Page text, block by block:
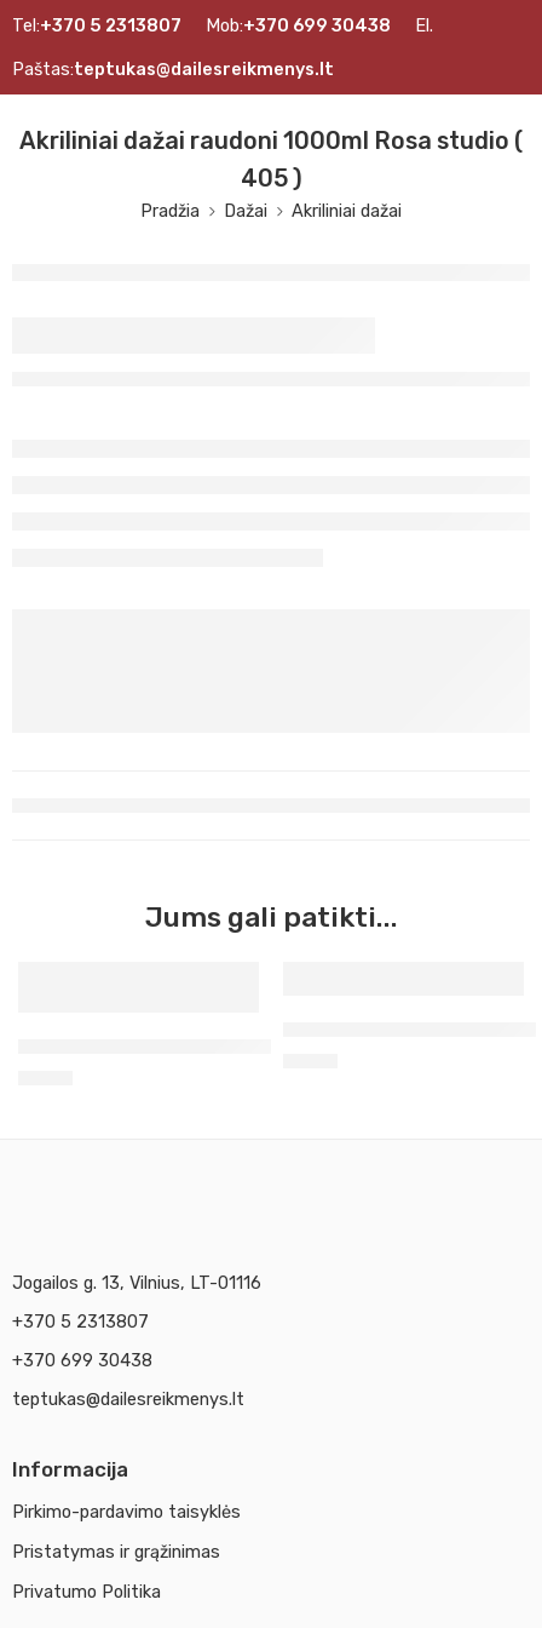
Tel:+370 5 2313807 Mob:+370 699 30438 El.
Paštas:teptukas@dailesreikmenys.lt
Akriliniai dažai raudoni 1000ml Rosa studio (
405 )
Pradžia Dažai Akriliniai dažai
Jums gali patikti...
Jogailos g. 13, Vilnius, LT-01116
+370 5 2313807
+370 699 30438
teptukas@dailesreikmenys.lt
Informacija
Pirkimo-pardavimo taisyklės
Pristatymas ir grąžinimas
Privatumo Politika